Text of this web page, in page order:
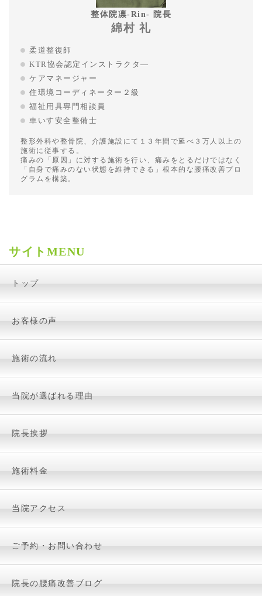
整体院凛-Rin- 院長
綿村 礼
柔道整復師
KTR協会認定インストラクタ―
ケアマネージャー
住環境コーディネーター２級
福祉用具専門相談員
車いす安全整備士
整形外科や整骨院、介護施設にて１３年間で延べ３万人以上の
施術に従事する。
痛みの「原因」に対する施術を行い、痛みをとるだけではなく
「自身で痛みのない状態を維持できる」根本的な腰痛改善プロ
グラムを構築。
サイトMENU
トップ
お客様の声
施術の流れ
当院が選ばれる理由
院長挨拶
施術料金
当院アクセス
ご予約・お問い合わせ
院長の腰痛改善ブログ